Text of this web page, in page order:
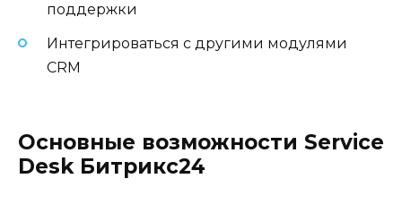
поддержки
Интегрироваться с другими модулями
CRM
Основные возможности Service
Desk Битрикс24